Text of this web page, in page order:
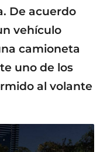
De acuerdo
vehículo
camioneta
uno de los
al volante